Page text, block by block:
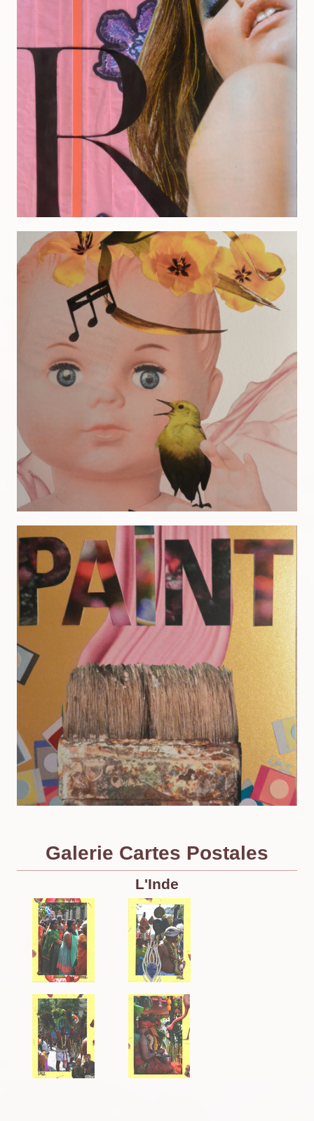
Galerie Cartes Postales
L'Inde